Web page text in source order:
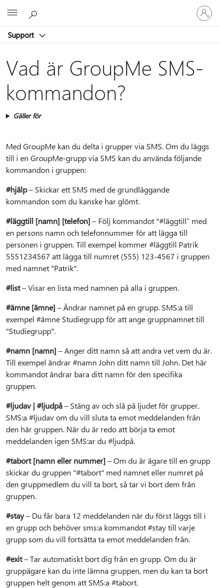
Support
Logga
in
på
konto
Vad är GroupMe SMS-
kommandon?
Gäller för
Med GroupMe kan du delta i grupper via SMS. Om du läggs
till i en GroupMe-grupp via SMS kan du använda följande
kommandon i gruppen:
#hjälp– Skickar ett SMS med de grundläggande
kommandon som du kanske har glömt.
#läggtill [namn] [telefon] – Följ kommandot "#läggtill” med
en persons namn och telefonnummer för att lägga till
personen i gruppen. Till exempel kommer #läggtill Patrik
5551234567 att lägga till numret (555) 123-4567 i gruppen
med namnet "Patrik".
#list– Visar en lista med namnen på alla i gruppen.
#ämne [ämne] – Ändrar namnet på en grupp. SMS:a till
exempel #ämne Studiegrupp för att ange gruppnamnet till
"Studiegrupp".
#namn [namn] – Anger ditt namn så att andra vet vem du är.
Till exempel ändrar #namn John ditt namn till John. Det här
kommandot ändrar bara ditt namn för den specifika
gruppen.
#ljudav | #ljudpå– Stäng av och slå på ljudet för grupper.
SMS:a #ljudav om du vill sluta ta emot meddelanden från
den här gruppen. När du är redo att börja ta emot
meddelanden igen SMS:ar du #ljudpå.
#tabort [namn eller nummer] – Om du är ägare till en grupp
skickar du gruppen "#tabort" med namnet eller numret på
den gruppmedlem du vill ta bort, så tar vi bort dem från
gruppen.
#stay– Du får bara 12 meddelanden när du först läggs till i
en grupp och behöver sms:a kommandot #stay till varje
grupp som du vill fortsätta ta emot meddelanden från.
#exit– Tar automatiskt bort dig från en grupp. Om du är
gruppägare kan du inte lämna gruppen, men du kan ta bort
gruppen helt genom att SMS:a #tabort.